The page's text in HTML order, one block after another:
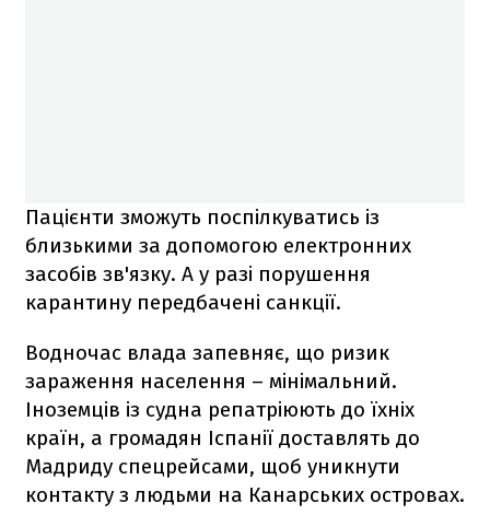
Пацієнти зможуть поспілкуватись із
близькими за допомогою електронних
засобів зв'язку. А у разі порушення
карантину передбачені санкції.
Водночас влада запевняє, що ризик
зараження населення – мінімальний.
Іноземців із судна репатріюють до їхніх
країн, а громадян Іспанії доставлять до
Мадриду спецрейсами, щоб уникнути
контакту з людьми на Канарських островах.